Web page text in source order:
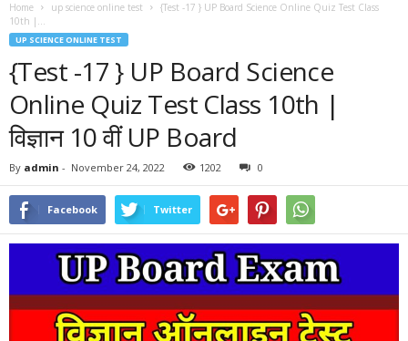
Home up science online test
{Test -17 } UP Board Science Online Quiz Test Class
10th |...
UP SCIENCE ONLINE TEST
{Test -17 } UP Board Science
Online Quiz Test Class 10th |
विज्ञान 10 वीं UP Board
By admin - November 24, 2022 1202 0
Facebook Twitter